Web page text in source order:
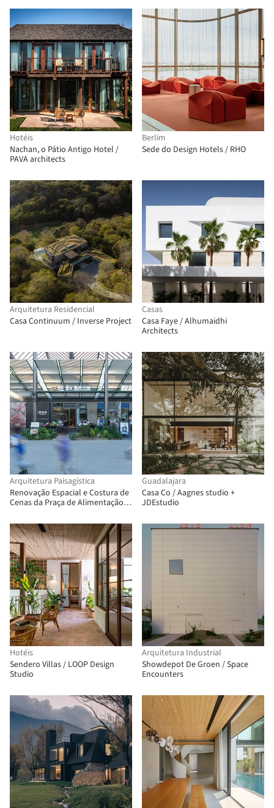
Hotéis
Nachan, o Pátio Antigo Hotel /
PAVA architects
Berlim
Sede do Design Hotels / RHO
Arquitetura Residencial
Casa Continuum / Inverse Project
Casas
Casa Faye / Alhumaidhi
Architects
Arquitetura Paisagística
Renovação Espacial e Costura de
Cenas da Praça de Alimentação
Guadalajara
Casa Co / Aagnes studio +
JDEstudio
Hotéis
Sendero Villas / LOOP Design
Studio
Arquitetura Industrial
Showdepot De Groen / Space
Encounters